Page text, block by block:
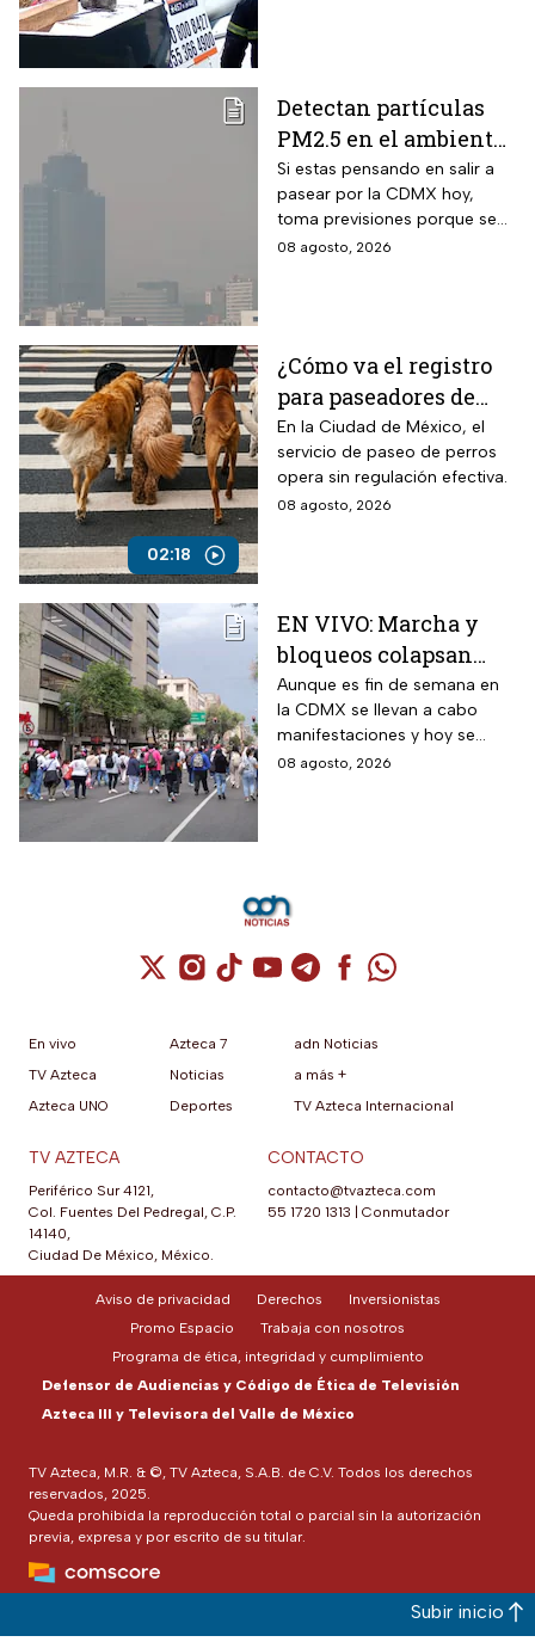
Detectan partículas
PM2.5 en el ambiente;
así esta la calidad del
aire hoy en la CDMX
Si estas pensando en salir a
pasear por la CDMX hoy,
toma previsiones porque se
detectaron partículas
08 agosto, 2026
02:18
¿Cómo va el registro
para paseadores de
perros?
En la Ciudad de México, el
servicio de paseo de perros
opera sin regulación efectiva.
08 agosto, 2026
EN VIVO: Marcha y
bloqueos colapsan
calles de CDMX hoy
sábado
Aunque es fin de semana en
la CDMX se llevan a cabo
manifestaciones y hoy se
tienen previstos bloqueos en
08 agosto, 2026
Cuenta de X / Twitter (se abre en una
Cuenta de Instagram (se abre en una
Cuenta de TikTok (se abre en
Cuenta de YouTube (se abre
Cuenta de Telegram (se
Cuenta de
Cuenta de
En vivo
TV Azteca
Azteca UNO
Azteca 7
Noticias
Deportes
adn Noticias
a más +
TV Azteca Internacional
TV AZTECA
Periférico Sur 4121,
Col. Fuentes Del Pedregal, C.P.
14140,
Ciudad De México, México.
CONTACTO
contacto@tvazteca.com
55 1720 1313
Conmutador
TV Azteca, M.R. & ©, TV Azteca, S.A.B. de C.V. Todos los derechos
reservados, 2025.
Queda prohibida la reproducción total o parcial sin la autorización
previa, expresa y por escrito de su titular.
Aviso de privacidad Derechos
Inversionistas
Promo Espacio
Trabaja con nosotros
Programa de ética, integridad y cumplimiento
Defensor de Audiencias y Código de Ética de Televisión
Azteca III y Televisora del Valle de México
Subir inicio